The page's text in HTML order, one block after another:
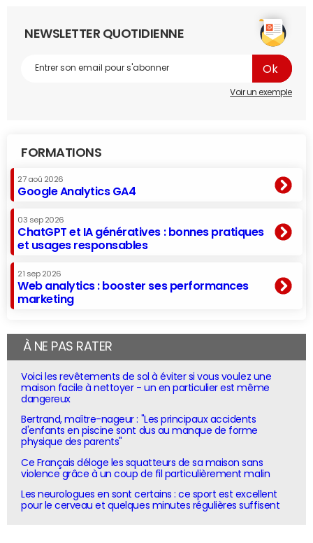
NEWSLETTER QUOTIDIENNE
Voir un exemple
FORMATIONS
27 aoû 2026
Google Analytics GA4
03 sep 2026
ChatGPT et IA génératives : bonnes pratiques
et usages responsables
21 sep 2026
Web analytics : booster ses performances
marketing
À NE PAS RATER
Voici les revêtements de sol à éviter si vous voulez une
maison facile à nettoyer - un en particulier est même
dangereux
Bertrand, maître-nageur : "Les principaux accidents
d'enfants en piscine sont dus au manque de forme
physique des parents"
Ce Français déloge les squatteurs de sa maison sans
violence grâce à un coup de fil particulièrement malin
Les neurologues en sont certains : ce sport est excellent
pour le cerveau et quelques minutes régulières suffisent